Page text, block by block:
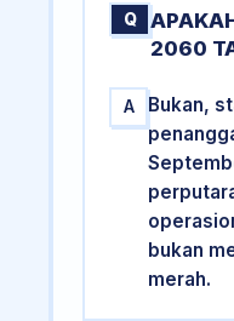
Q
2060
A
Bukan,
bukan
merah.